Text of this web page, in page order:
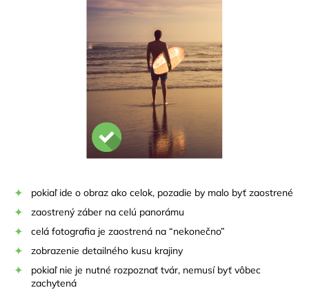
pokiaľ ide o obraz ako celok, pozadie by malo byť zaostrené
zaostrený záber na celú panorámu
celá fotografia je zaostrená na “nekonečno”
zobrazenie detailného kusu krajiny
pokiaľ nie je nutné rozpoznať tvár, nemusí byť vôbec
zachytená